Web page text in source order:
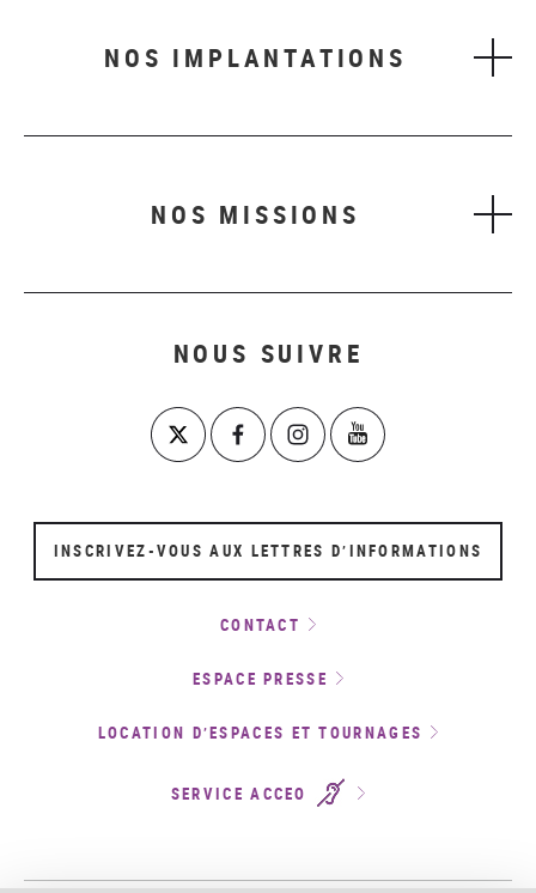
NOS IMPLANTATIONS
NOS MISSIONS
NOUS SUIVRE
INSCRIVEZ-VOUS AUX LETTRES D’INFORMATIONS
CONTACT
ESPACE PRESSE
LOCATION D’ESPACES ET TOURNAGES
SERVICE ACCEO